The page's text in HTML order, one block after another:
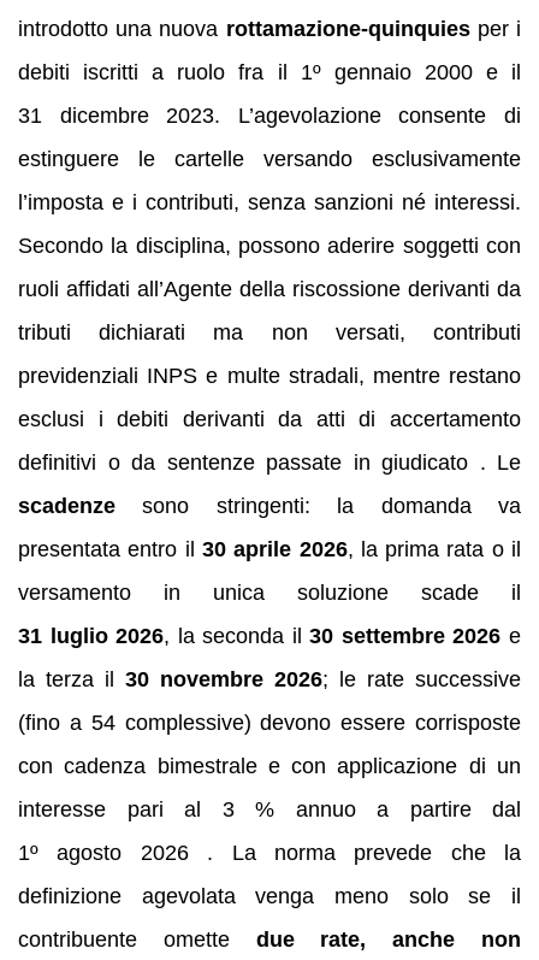
introdotto una nuova rottamazione-quinquiesper i
debiti iscritti a ruolo fra il 1º gennaio 2000 e il
31 dicembre 2023. L’agevolazione consente di
estinguere le cartelle versando esclusivamente
l’imposta e i contributi, senza sanzioni né interessi.
Secondo la disciplina, possono aderire soggetti con
ruoli affidati all’Agente della riscossione derivanti da
tributi dichiarati ma non versati, contributi
previdenziali INPS e multe stradali, mentre restano
esclusi i debiti derivanti da atti di accertamento
definitivi o da sentenze passate in giudicato . Le
scadenze sono stringenti: la domanda va
presentata entro il 30 aprile 2026, la prima rata o il
versamento in unica soluzione scade il
31 luglio 2026, la seconda il30 settembre 2026 e
la terza il 30 novembre 2026; le rate successive
(fino a 54 complessive) devono essere corrisposte
con cadenza bimestrale e con applicazione di un
interesse pari al 3 % annuo a partire dal
1º agosto 2026 . La norma prevede che la
definizione agevolata venga meno solo se il
contribuente omette due rate, anche non